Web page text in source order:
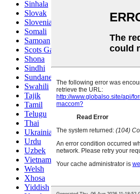
Sinhala
Slovak
Slovenian
Somali
Samoan
Scots Gaelic
Shona
Sindhi
Sundanese
Swahili
Tajik
Tamil
Telugu
Thai
Ukrainian
Urdu
Uzbek
Vietnamese
Welsh
Xhosa
Yiddish